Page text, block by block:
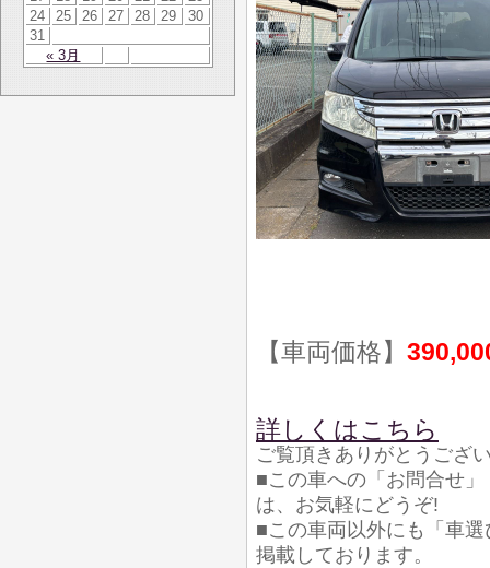
« 3月
24
25 26 27 28 29
30
31
【車両価格】
詳しくはこちら
ご覧頂きありがとうござ
■この車への「お問合せ
は、お気軽にどうぞ!
■この車両以外にも「車
掲載しております。